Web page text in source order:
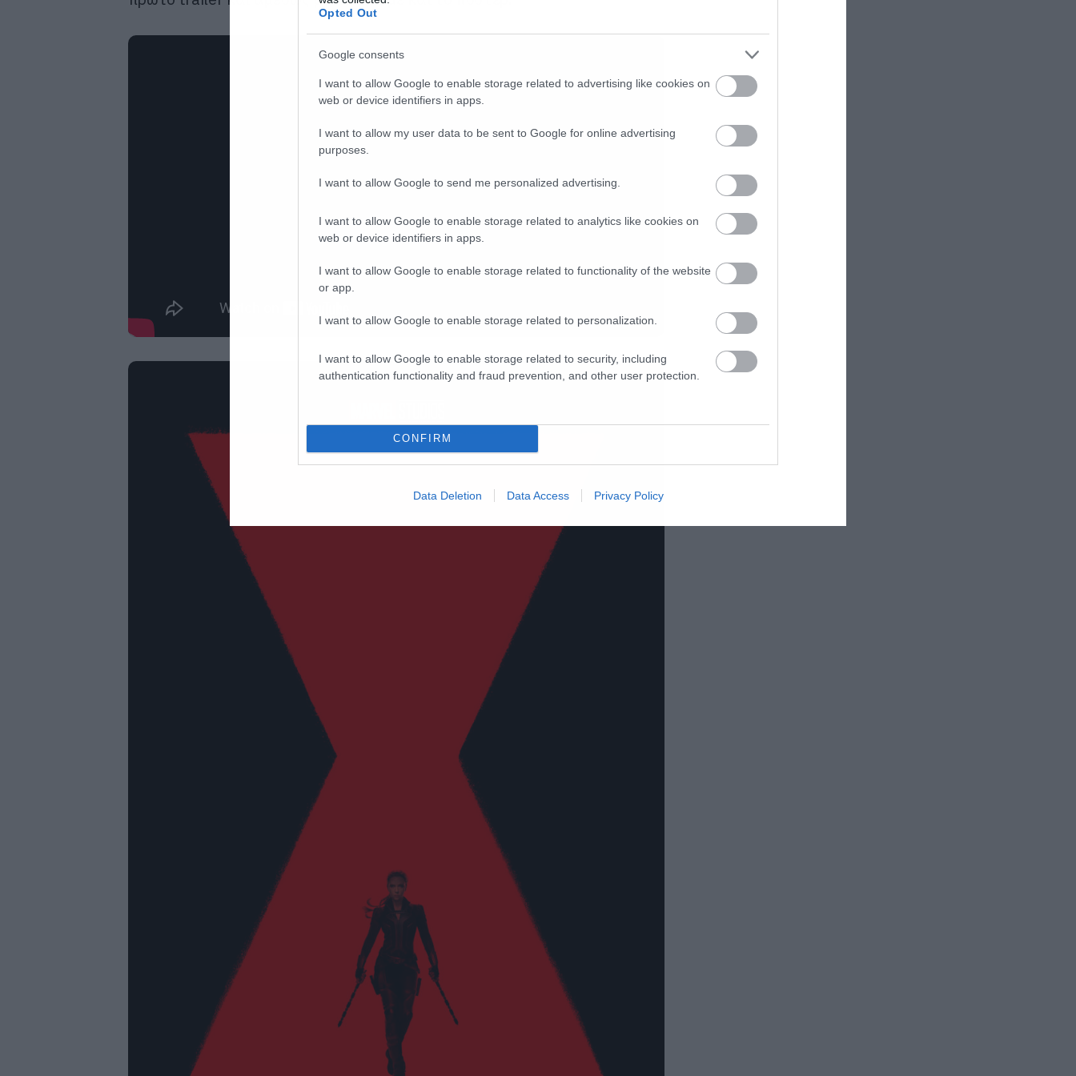
Opted Out
Google consents
I want to allow Google to enable storage related to advertising like cookies on
web or device identifiers in apps.
I want to allow my user data to be sent to Google for online advertising
purposes.
I want to allow Google to send me personalized advertising.
I want to allow Google to enable storage related to analytics like cookies on
web or device identifiers in apps.
I want to allow Google to enable storage related to functionality of the website
or app.
I want to allow Google to enable storage related to personalization.
I want to allow Google to enable storage related to security, including
authentication functionality and fraud prevention, and other user protection.
CONFIRM
Data Deletion Data Access Privacy Policy